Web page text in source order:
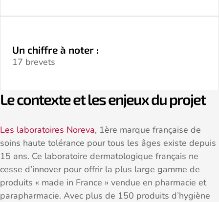
Un chiffre à noter :
17 brevets
Le contexte et les enjeux du projet
Les laboratoires Noreva, 1ère marque française de
soins haute tolérance pour tous les âges existe depuis
15 ans. Ce laboratoire dermatologique français ne
cesse d’innover pour offrir la plus large gamme de
produits « made in France » vendue en pharmacie et
parapharmacie. Avec plus de 150 produits d’hygiène